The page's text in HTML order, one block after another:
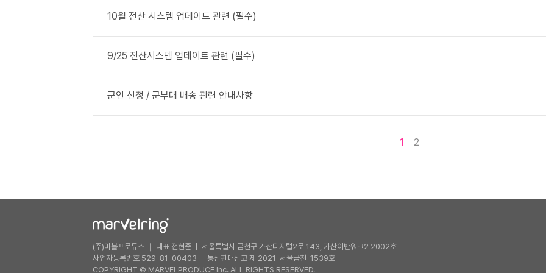
10월 전산 시스템 업데이트 관련 (필수)
9/25 전산시스템 업데이트 관련 (필수)
군인 신청 / 군부대 배송 관련 안내사항
1 2
(주)마블프로듀스 ｜ 대표 전현준
서울특별시 금천구 가산디지털2로 143, 가산어반워크2 2002호
사업자등록번호 529-81-00403
통신판매신고 제 2021-서울금천-1539호
COPYRIGHT © MARVELPRODUCE Inc. ALL RIGHTS RESERVED.